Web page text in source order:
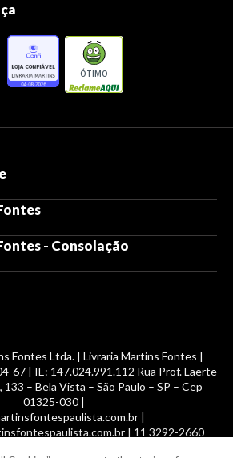
ÓTIMO
- Consolação
Fontes Ltda. | Livraria Martins Fontes |
67 | IE: 147.024.991.112 Rua Prof. Laerte
133 – Bela Vista – São Paulo – SP – Cep
01325-030 |
|
| 11 3292-2660